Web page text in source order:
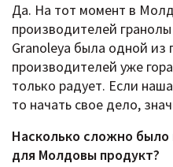
Да. На тот момент в
производителей
Granoleya была одной из
производителей уже
только радует. Если
то начать свое дело,
Насколько сложно
для Молдовы продукт?